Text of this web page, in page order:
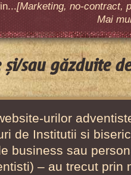
[Marketing, no-contract,
Mai
și/sau găzduite
urilor
de Institutii si
business sau
– au trecut prin